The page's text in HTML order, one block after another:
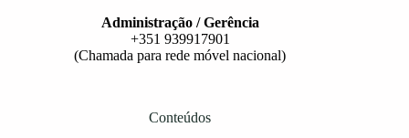
Administração / Gerência
+351 939917901
(Chamada para rede móvel nacional)
Conteúdos